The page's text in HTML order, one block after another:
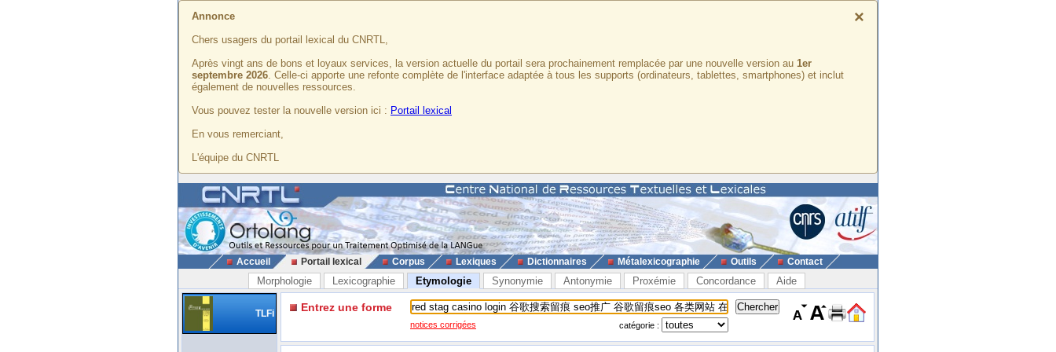
×
Annonce
Chers usagers du portail lexical du CNRTL,
Après vingt ans de bons et loyaux services, la version actuelle du portail sera prochainement remplacée par une nouvelle version au 1er
septembre 2026. Celle-ci apporte une refonte complète de l'interface adaptée à tous les supports (ordinateurs, tablettes, smartphones) et inclut
également de nouvelles ressources.
Vous pouvez tester la nouvelle version ici : Portail lexical
En vous remerciant,
L'équipe du CNRTL
Accueil Portail lexical Corpus Lexiques Dictionnaires Métalexicographie Outils Contact
Morphologie Lexicographie Etymologie Synonymie Antonymie Proxémie Concordance Aide
TLFi Entrez une forme
notices corrigées catégorie :